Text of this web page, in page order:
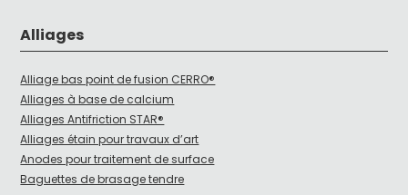
Alliages
Alliage bas point de fusion CERRO®
Alliages à base de calcium
Alliages Antifriction STAR®
Alliages étain pour travaux d’art
Anodes pour traitement de surface
Baguettes de brasage tendre